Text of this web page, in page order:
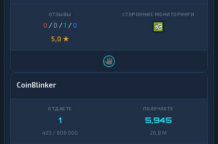
0 / 0 /1 /0
5,0 ★
CoinBlinker
1
403 / 806 000
5,945
26,8 M